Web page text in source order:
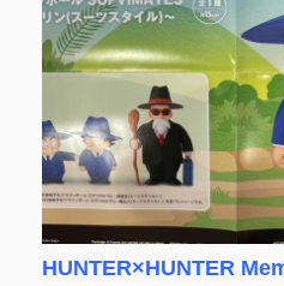
HUNTER×HUNTER